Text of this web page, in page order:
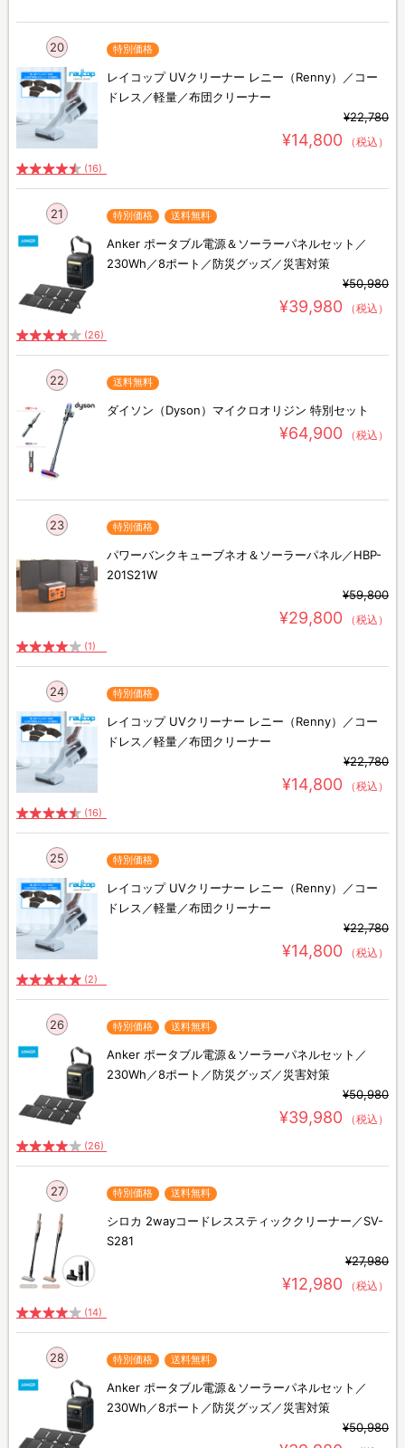
20 特別価格
レイコップ UVクリーナー レニー（Renny）／コー
ドレス／軽量／布団クリーナー
¥22,780
¥14,800 （税込）
(16)
21 特別価格 送料無料
Anker ポータブル電源＆ソーラーパネルセット／
230Wh／8ポート／防災グッズ／災害対策
¥50,980
¥39,980 （税込）
(26)
22 送料無料
ダイソン（Dyson）マイクロオリジン 特別セット
¥64,900 （税込）
23 特別価格
パワーバンクキューブネオ＆ソーラーパネル／HBP-
201S21W
¥59,800
¥29,800 （税込）
(1)
24 特別価格
レイコップ UVクリーナー レニー（Renny）／コー
ドレス／軽量／布団クリーナー
¥22,780
¥14,800 （税込）
(16)
25 特別価格
レイコップ UVクリーナー レニー（Renny）／コー
ドレス／軽量／布団クリーナー
¥22,780
¥14,800 （税込）
(2)
26 特別価格 送料無料
Anker ポータブル電源＆ソーラーパネルセット／
230Wh／8ポート／防災グッズ／災害対策
¥50,980
¥39,980 （税込）
(26)
27 特別価格 送料無料
シロカ 2wayコードレススティッククリーナー／SV-
S281
¥27,980
¥12,980 （税込）
(14)
28 特別価格 送料無料
Anker ポータブル電源＆ソーラーパネルセット／
230Wh／8ポート／防災グッズ／災害対策
¥50,980